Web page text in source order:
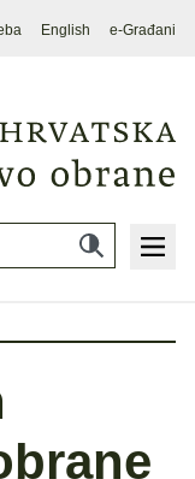
English e-Građani